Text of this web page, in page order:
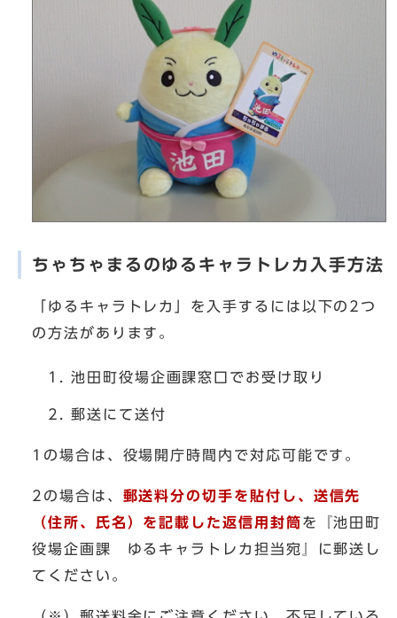
ちゃちゃまるのゆるキャラトレカ入手方法
「ゆるキャラトレカ」を入手するには以下の2つ
の方法があります。
池田町役場企画課窓口でお受け取り
郵送にて送付
1の場合は、役場開庁時間内で対応可能です。
2の場合は、 郵送料分の切手を貼付し、送信先
（住所、氏名）を記載した返信用封筒を『池田町
役場企画課 ゆるキャラトレカ担当宛』に郵送し
てください。